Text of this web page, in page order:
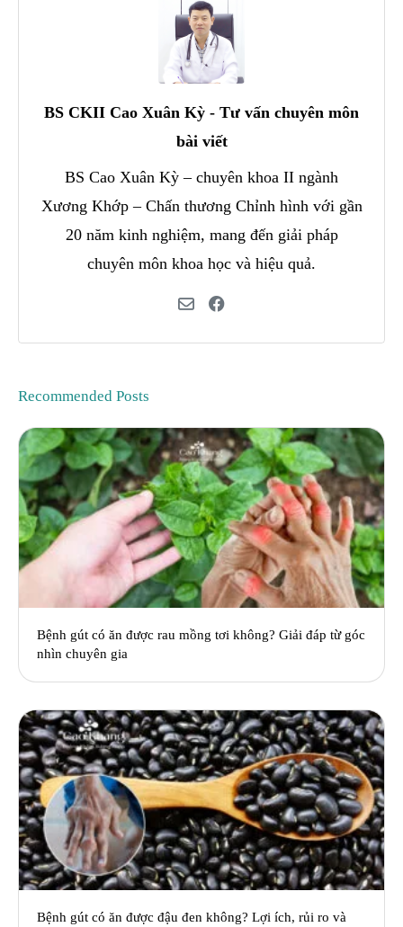
BS CKII Cao Xuân Kỳ - Tư vấn chuyên môn
bài viết
BS Cao Xuân Kỳ – chuyên khoa II ngành
Xương Khớp – Chấn thương Chỉnh hình với gần
20 năm kinh nghiệm, mang đến giải pháp
chuyên môn khoa học và hiệu quả.
Recommended Posts
Bệnh gút có ăn được rau mồng tơi không? Giải đáp từ góc
nhìn chuyên gia
Bệnh gút có ăn được đậu đen không? Lợi ích, rủi ro và